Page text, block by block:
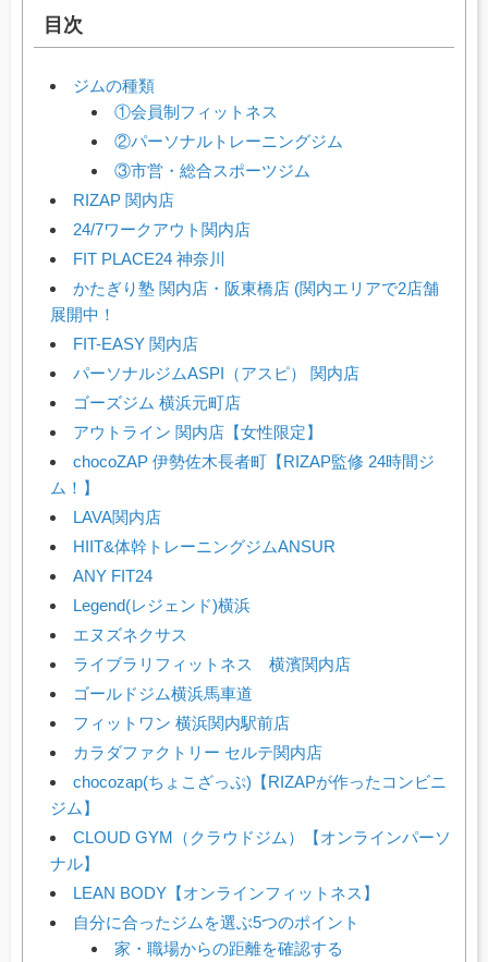
目次
ジムの種類
①会員制フィットネス
②パーソナルトレーニングジム
③市営・総合スポーツジム
RIZAP 関内店
24/7ワークアウト関内店
FIT PLACE24 神奈川
かたぎり塾 関内店・阪東橋店 (関内エリアで2店舗
展開中！
FIT-EASY 関内店
パーソナルジムASPI（アスピ） 関内店
ゴーズジム 横浜元町店
アウトライン 関内店【女性限定】
chocoZAP 伊勢佐木長者町【RIZAP監修 24時間ジ
ム！】
LAVA関内店
HIIT&体幹トレーニングジムANSUR
ANY FIT24
Legend(レジェンド)横浜
エヌズネクサス
ライブラリフィットネス 横濱関内店
ゴールドジム横浜馬車道
フィットワン 横浜関内駅前店
カラダファクトリー セルテ関内店
chocozap(ちょこざっぷ)【RIZAPが作ったコンビニ
ジム】
CLOUD GYM（クラウドジム）【オンラインパーソ
ナル】
LEAN BODY【オンラインフィットネス】
自分に合ったジムを選ぶ5つのポイント
家・職場からの距離を確認する